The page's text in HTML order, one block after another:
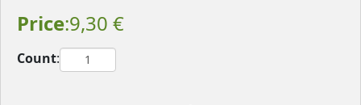
Price:9,30 €
Count: